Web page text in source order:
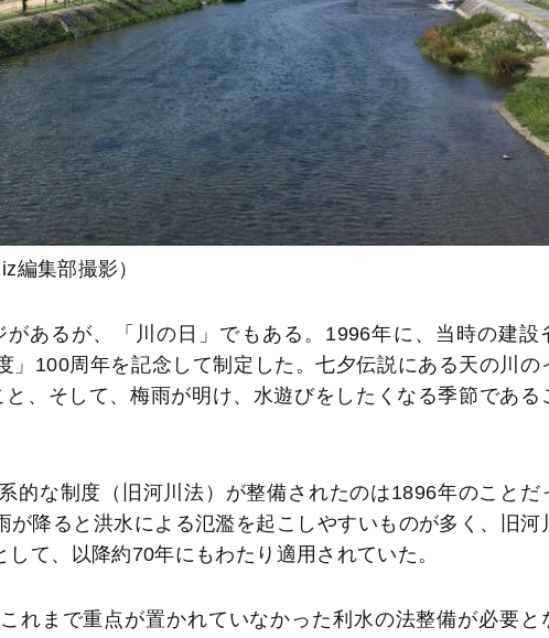
集部撮影）
あるが、「川の日」でもある。1996年に、当時の建設
」100周年を記念して制定した。七夕伝説にある天の川の
、そして、梅雨が明け、水遊びをしたくなる季節である
的な制度（旧河川法）が整備されたのは1896年のことだ
降ると洪水による氾濫を起こしやすいものが多く、旧河
て、以降約70年にもわたり適用されていた。
れまで重点が置かれていなかった利水の法整備が必要と